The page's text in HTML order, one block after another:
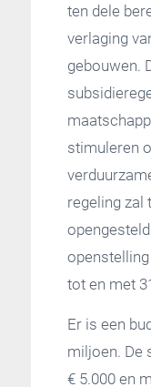
ten dele
verlaging
gebouwen.
stimuleren
regeling zal
tot en met
Er is een
miljoen. De
€ 5.000 en